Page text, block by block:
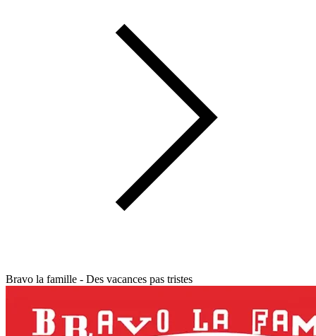
Bravo la famille - Des vacances pas tristes